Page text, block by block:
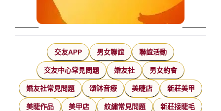
交友APP 男女聯誼 聯誼活動
交友中心常見問題 婚友社 男女約會
婚友社常見問題 頌缽音療 美睫店 新莊美甲
美睫作品 美甲店 紋繡常見問題 新莊接睫毛